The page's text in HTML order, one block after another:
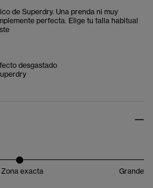
de Superdry. Una prenda ni muy
perfecta. Elige tu talla habitual
desgastado
Zona exacta Grande